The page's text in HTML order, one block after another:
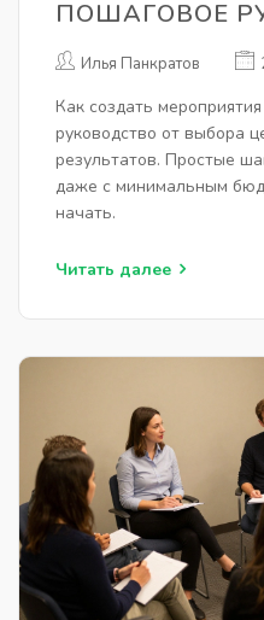
ПОШАГОВОЕ
ДЛЯ БИЗНЕСА
Илья Панкратов
Как создать
руководство от выбора
результатов. Простые
даже с минимальным
начать.
Читать далее